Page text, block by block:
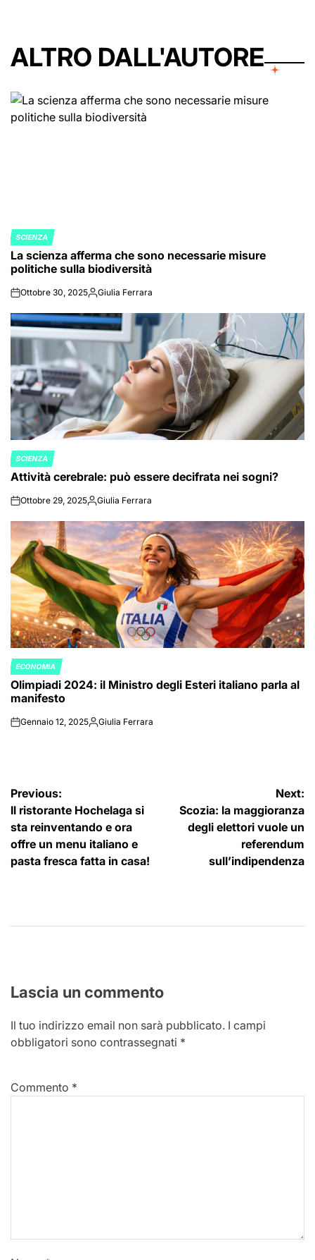
ALTRO DALL'AUTORE
POSTED
IN
SCIENZA
La scienza afferma che sono necessarie misure
politiche sulla biodiversità
onOttobre 30, 2025Posted
Giulia Ferrara
POSTED
IN
SCIENZA
Attività cerebrale: può essere decifrata nei sogni?
onOttobre 29, 2025Posted
Giulia Ferrara
POSTED
IN
ECONOMIA
Olimpiadi 2024: il Ministro degli Esteri italiano parla al
manifesto
onGennaio 12, 2025Posted
Giulia Ferrara
Navigazione
articoli
Previous:
Il ristorante Hochelaga si
sta reinventando e ora
offre un menu italiano e
pasta fresca fatta in casa!
Next:
Scozia: la maggioranza
degli elettori vuole un
referendum
sull’indipendenza
Lascia un commento
Il tuo indirizzo email non sarà pubblicato. I campi
obbligatori sono contrassegnati *
Commento *